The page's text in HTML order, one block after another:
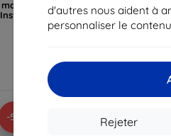
d'autres nous aident à
personnaliser le
Rejeter
magnétique Sunnylife pour
Insta360 X5/Ace/Ace Pro2/1
14,90 €
En stock > 5 pièces
-5%